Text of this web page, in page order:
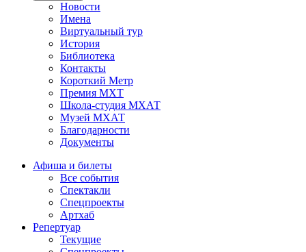
Новости
Имена
Виртуальный тур
История
Библиотека
Контакты
Короткий Метр
Премия МХТ
Школа-студия МХАТ
Музей МХАТ
Благодарности
Документы
Афиша и билеты
Все события
Спектакли
Спецпроекты
Артхаб
Репертуар
Текущие